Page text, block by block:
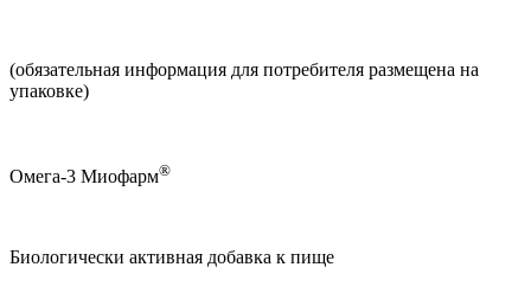
(обязательная информация для потребителя размещена на
упаковке)
Омега-3 Миофарм®
Биологически активная добавка к пище